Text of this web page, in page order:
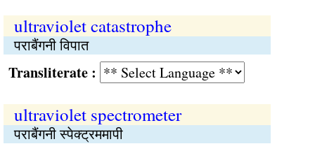
ultraviolet catastrophe
पराबैंगनी विपात
:
ultraviolet spectrometer
पराबैंगनी स्पेक्ट्रममापी